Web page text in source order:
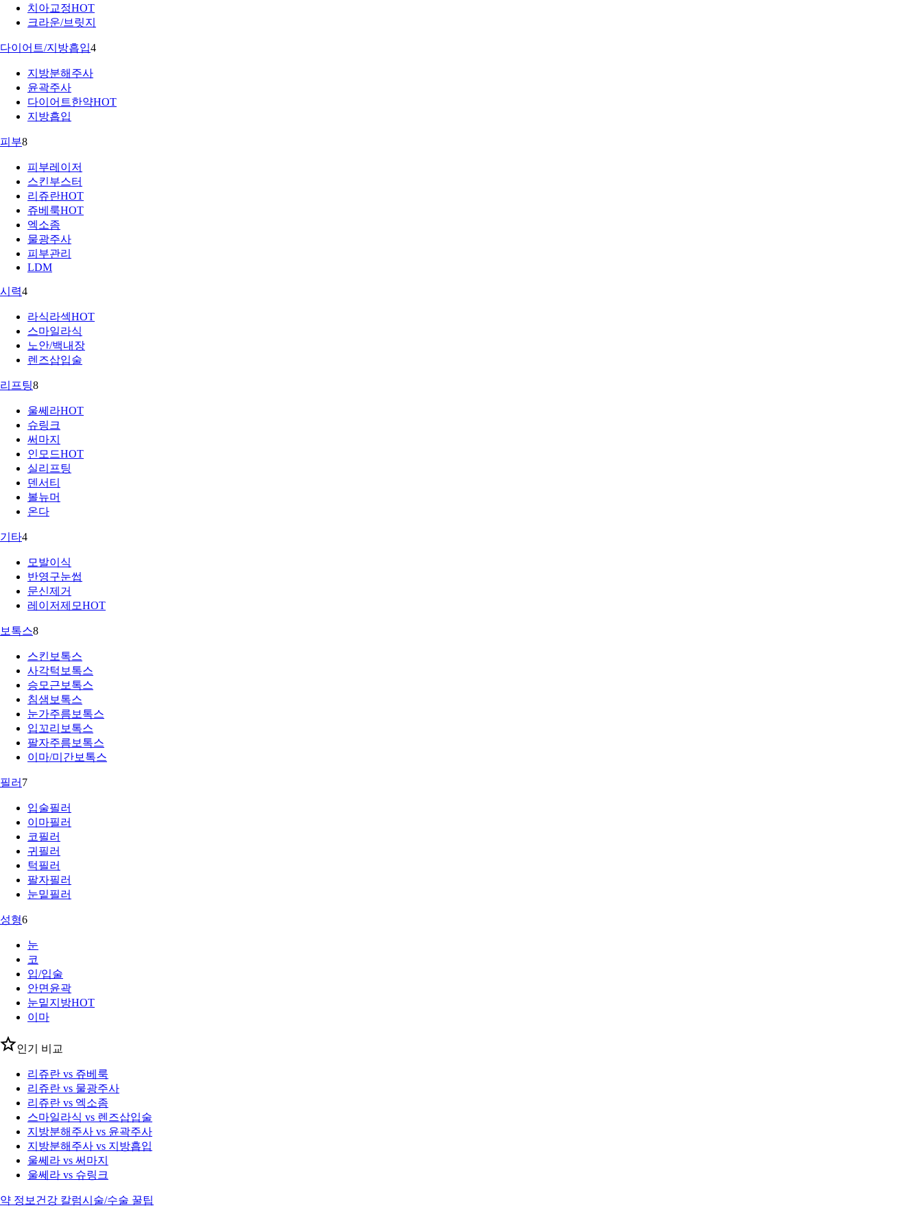
치아교정HOT
크라운/브릿지
다이어트/지방흡입4
지방분해주사
윤곽주사
다이어트한약HOT
지방흡입
피부8
피부레이저
스킨부스터
리쥬란HOT
쥬베룩HOT
엑소좀
물광주사
피부관리
LDM
시력4
라식라섹HOT
스마일라식
노안/백내장
렌즈삽입술
리프팅8
울쎄라HOT
슈링크
써마지
인모드HOT
실리프팅
덴서티
볼뉴머
온다
기타4
모발이식
반영구눈썹
문신제거
레이저제모HOT
보톡스8
스킨보톡스
사각턱보톡스
승모근보톡스
침샘보톡스
눈가주름보톡스
입꼬리보톡스
팔자주름보톡스
이마/미간보톡스
필러 7
입술필러
이마필러
코필러
귀필러
턱필러
팔자필러
눈밑필러
성형6
눈
코
입/입술
안면윤곽
눈밑지방HOT
이마
인기 비교
리쥬란 vs 쥬베룩
리쥬란 vs 물광주사
리쥬란 vs 엑소좀
스마일라식 vs 렌즈삽입술
지방분해주사 vs 윤곽주사
지방분해주사 vs 지방흡입
울쎄라 vs 써마지
울쎄라 vs 슈링크
약 정보 건강 칼럼시술/수술 꿀팁